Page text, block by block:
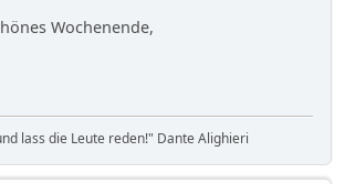
Wochenende,
lass die Leute reden!" Dante Alighieri